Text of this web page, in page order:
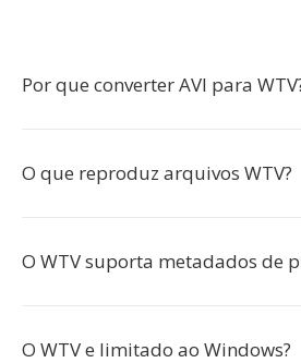
Por que converter AVI para
O que reproduz arquivos WTV?
O WTV suporta metadados de
O WTV e limitado ao Windows?